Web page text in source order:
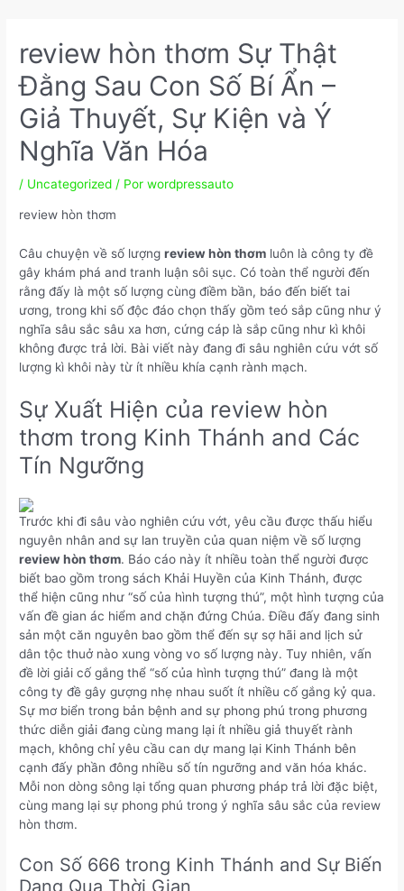
conteúdo
review hòn thơm Sự Thật
Đằng Sau Con Số Bí Ẩn –
Giả Thuyết, Sự Kiện và Ý
Nghĩa Văn Hóa
/ Uncategorized / Porwordpressauto
review hòn thơm
Câu chuyện về số lượngreview hòn thơm luôn là công ty đề
gây khám phá and tranh luận sôi sục. Có toàn thể người đến
rằng đấy là một số lượng cùng điềm bần, báo đến biết tai
ương, trong khi số độc đáo chọn thấy gồm teó sắp cũng như ý
nghĩa sâu sắc sâu xa hơn, cứng cáp là sắp cũng như kì khôi
không được trả lời. Bài viết này đang đi sâu nghiên cứu vớt số
lượng kì khôi này từ ít nhiều khía cạnh rành mạch.
Sự Xuất Hiện của review hòn
thơm trong Kinh Thánh and Các
Tín Ngưỡng
Trước khi đi sâu vào nghiên cứu vớt, yêu cầu được thấu hiểu
nguyên nhân and sự lan truyền của quan niệm về số lượng
review hòn thơm. Báo cáo này ít nhiều toàn thể người được
biết bao gồm trong sách Khải Huyền của Kinh Thánh, được
thể hiện cũng như “số của hình tượng thú”, một hình tượng của
vấn đề gian ác hiểm and chặn đứng Chúa. Điều đấy đang sinh
sản một căn nguyên bao gồm thể đến sự sợ hãi and lịch sử
dân tộc thuở nào xung vòng vo số lượng này. Tuy nhiên, vấn
đề lời giải cố gắng thể “số của hình tượng thú” đang là một
công ty đề gây gượng nhẹ nhau suốt ít nhiều cố gắng kỷ qua.
Sự mơ biển trong bản bệnh and sự phong phú trong phương
thức diễn giải đang cùng mang lại ít nhiều giả thuyết rành
mạch, không chỉ yêu cầu can dự mang lại Kinh Thánh bên
cạnh đấy phần đông nhiều số tín ngưỡng and văn hóa khác.
Mỗi non dòng sông lại tổng quan phương pháp trả lời đặc biệt,
cùng mang lại sự phong phú trong ý nghĩa sâu sắc của review
hòn thơm.
Con Số 666 trong Kinh Thánh and Sự Biến
Post